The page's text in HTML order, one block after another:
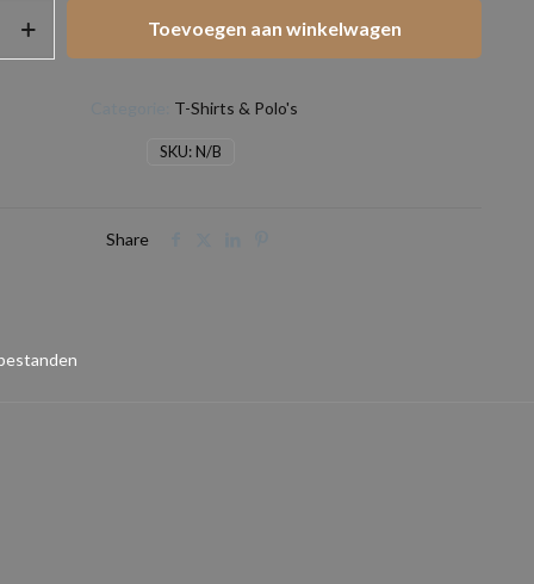
Toevoegen aan winkelwagen
SKU:N/B
T-Shirts & Polo's
Share